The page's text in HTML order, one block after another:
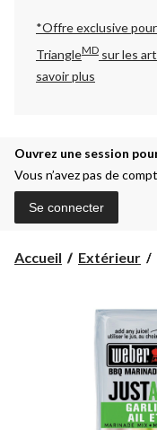
*Offre exclusive
TriangleMD sur les
savoir plus
Ouvrez une session
Vous n’avez pas de
Se connecter
Accueil Extérieur